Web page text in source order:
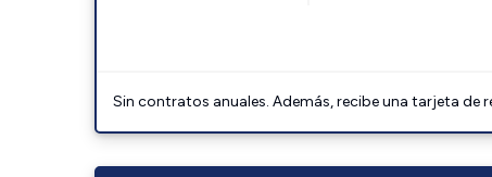
Sin contratos anuales. Además, recibe una tarjeta de